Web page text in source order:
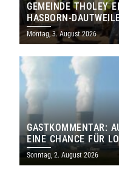
GEMEINDE THOLEY
HASBORN-
MILLIONEN EURO
Montag, 3. August 2026
GASTKOMMENTAR:
EINE CHANCE FÜR
SAARLAND
Sonntag, 2. August 2026